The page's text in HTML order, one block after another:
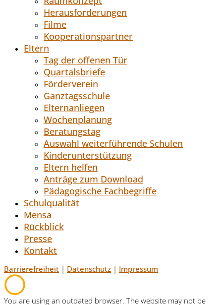
Herausforderungen
Filme
Kooperationspartner
Eltern
Tag der offenen Tür
Quartalsbriefe
Förderverein
Ganztagsschule
Elternanliegen
Wochenplanung
Beratungstag
Auswahl weiterführende Schulen
Kinderunterstützung
Eltern helfen
Anträge zum Download
Pädagogische Fachbegriffe
Schulqualität
Mensa
Rückblick
Presse
Kontakt
Barrierefreiheit | Datenschutz | Impressum
You are using an outdated browser. The website may not be